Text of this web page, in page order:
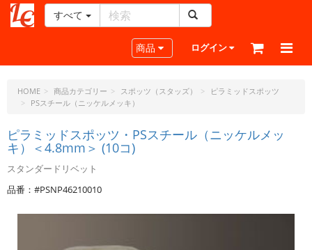
ー
ラ
フ
ド
ッ
ト・
ェ
ー
すべて
Toggle navigation
商品 ログイン
HOME 商品カテゴリー スポッツ（スタッズ）
ピラミッドスポッツ
PSスチール（ニッケルメッキ）
ピラミッドスポッツ・PSスチール（ニッケルメッ
キ）＜4.8mm＞ (10コ)
スタンダードリベット
品番：#PSNP46210010